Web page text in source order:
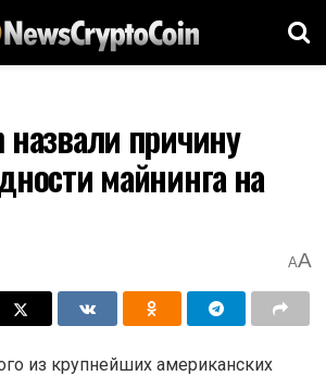
назвали причину
майнинга на
AA
из крупнейших американских